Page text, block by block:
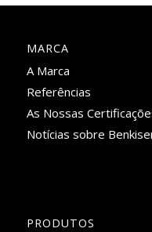
MARCA
A Marca
Referências
As Nossas
Notícias sobre
PRODUTOS